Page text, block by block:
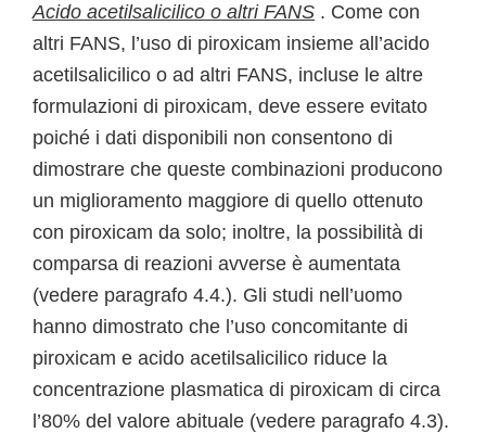
Acido acetilsalicilico o altri FANS . Come con
altri FANS, l’uso di piroxicam insieme all’acido
acetilsalicilico o ad altri FANS, incluse le altre
formulazioni di piroxicam, deve essere evitato
poiché i dati disponibili non consentono di
dimostrare che queste combinazioni producono
un miglioramento maggiore di quello ottenuto
con piroxicam da solo; inoltre, la possibilità di
comparsa di reazioni avverse è aumentata
(vedere paragrafo 4.4.). Gli studi nell’uomo
hanno dimostrato che l’uso concomitante di
piroxicam e acido acetilsalicilico riduce la
concentrazione plasmatica di piroxicam di circa
l’80% del valore abituale (vedere paragrafo 4.3).